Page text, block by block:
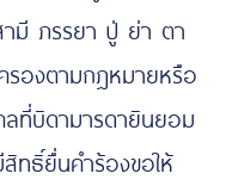
มี ภรรยา ปู่ ย่า ตา
งตามกฎหมายหรือ
ที่บิดามารดายินยอม
ทธิ์ยื่นคำร้องขอให้